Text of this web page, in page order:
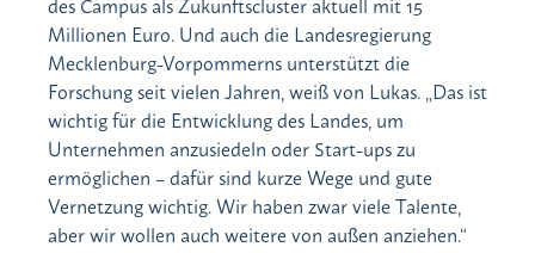
Millionen Euro. Und auch die Landesregierung
Mecklenburg-Vorpommerns unterstützt die
Forschung seit vielen Jahren, weiß von Lukas. „Das ist
wichtig für die Entwicklung des Landes, um
Unternehmen anzusiedeln oder Start-ups zu
ermöglichen – dafür sind kurze Wege und gute
Vernetzung wichtig. Wir haben zwar viele Talente,
aber wir wollen auch weitere von außen anziehen.“